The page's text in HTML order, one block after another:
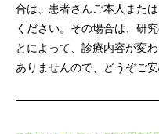
合は、患者さんご本人また
ください。その場合は、研
とによって、診療内容が変
ありませんので、どうぞご安